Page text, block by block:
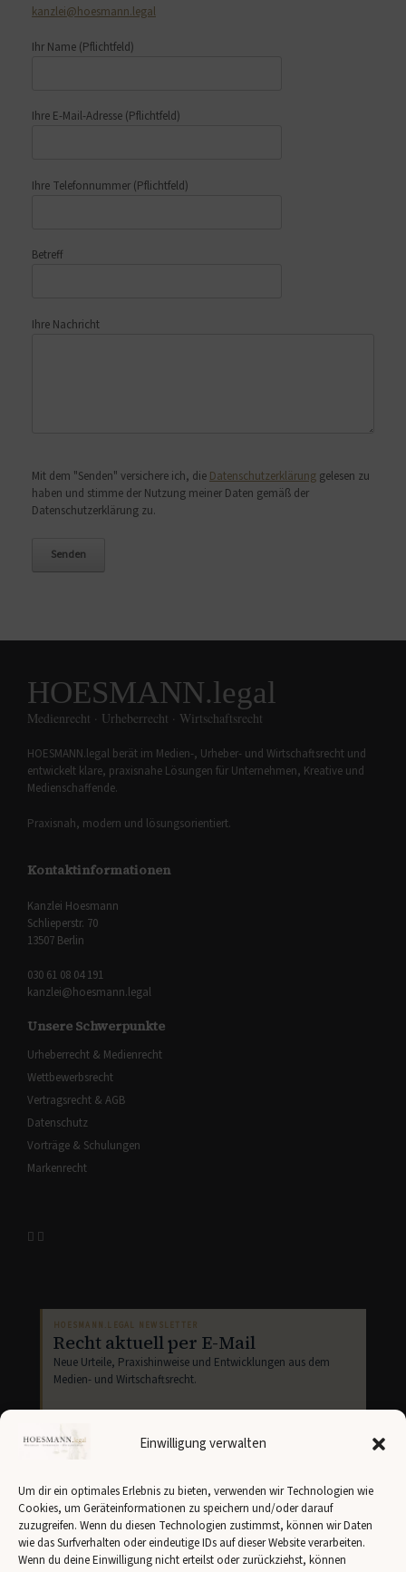
Einwilligung verwalten
Um dir ein optimales Erlebnis zu bieten, verwenden wir Technologien wie
Cookies, um Geräteinformationen zu speichern und/oder darauf
zuzugreifen. Wenn du diesen Technologien zustimmst, können wir Daten
wie das Surfverhalten oder eindeutige IDs auf dieser Website verarbeiten.
Wenn du deine Einwilligung nicht erteilst oder zurückziehst, können
kanzlei@hoesmann.legal
Ihr Name (Pflichtfeld)
Ihre E-Mail-Adresse (Pflichtfeld)
Ihre Telefonnummer (Pflichtfeld)
Betreff
Ihre Nachricht
Mit dem "Senden" versichere ich, die Datenschutzerklärung gelesen zu
haben und stimme der Nutzung meiner Daten gemäß der
Datenschutzerklärung zu.
HOESMANN.legal
Medienrecht · Urheberrecht · Wirtschaftsrecht
HOESMANN.legal berät im Medien-, Urheber- und Wirtschaftsrecht und
entwickelt klare, praxisnahe Lösungen für Unternehmen, Kreative und
Medienschaffende.
Praxisnah, modern und lösungsorientiert.
Kontaktinformationen
Kanzlei Hoesmann
Schlieperstr. 70
13507 Berlin
030 61 08 04 191
kanzlei@hoesmann.legal
Unsere Schwerpunkte
Urheberrecht & Medienrecht
Wettbewerbsrecht
Vertragsrecht & AGB
Datenschutz
Vorträge & Schulungen
Markenrecht
HOESMANN.LEGAL NEWSLETTER
Recht aktuell per E-Mail
Neue Urteile, Praxishinweise und Entwicklungen aus dem
Medien- und Wirtschaftsrecht.
Newsletter abonnieren
Ich stimme der Übertragung meiner Angaben anBrevogemäß unserer
Datenschutzerklärung
zu.